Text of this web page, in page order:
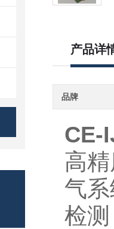
产品详
品牌
CE-
高
气
检